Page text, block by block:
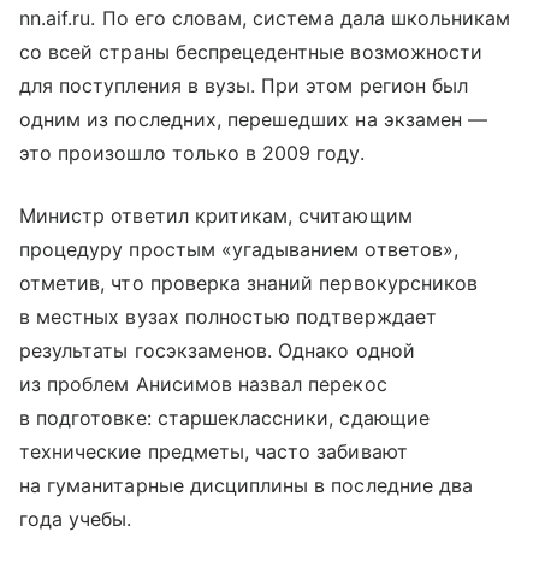
nn.aif.ru. По его словам, система дала школьникам
со всей страны беспрецедентные возможности
для поступления в вузы. При этом регион был
одним из последних, перешедших на экзамен —
это произошло только в 2009 году.
Министр ответил критикам, считающим
процедуру простым «угадыванием ответов»,
отметив, что проверка знаний первокурсников
в местных вузах полностью подтверждает
результаты госэкзаменов. Однако одной
из проблем Анисимов назвал перекос
в подготовке: старшеклассники, сдающие
технические предметы, часто забивают
на гуманитарные дисциплины в последние два
года учебы.